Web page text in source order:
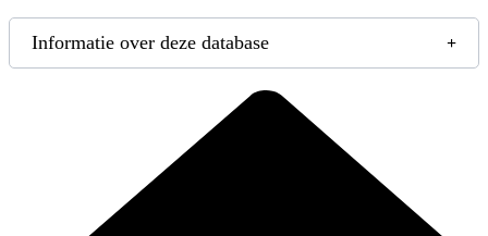
Informatie over deze database